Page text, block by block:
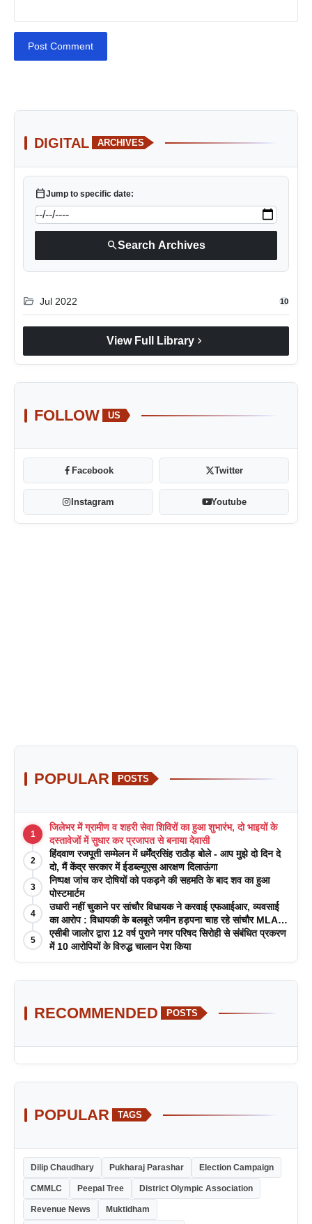
Post Comment
DIGITAL ARCHIVES
calendar_todayJump to specific date:
searchSearch Archives
folder_open Jul 2022 10
View Full Library chevron_right
FOLLOW US
Facebook Twitter
Instagram Youtube
POPULAR POSTS
1
जिलेभर में ग्रामीण व शहरी सेवा शिविरों का हुआ शुभारंभ, दो भाइयों के
दस्तावेजों में सुधार कर प्रजापत से बनाया देवासी
2
हिंदवाण रजपूती सम्मेलन में धर्मेंद्रसिंह राठौड़ बोले - आप मुझे दो दिन दे
दो, मैं केंद्र सरकार में ईडब्ल्यूएस आरक्षण दिलाऊंगा
3
निष्पक्ष जांच कर दोषियों को पकड़ने की सहमति के बाद शव का हुआ
पोस्टमार्टम
4
उधारी नहीं चुकाने पर सांचौर विधायक ने करवाई एफआईआर, व्यवसाई
का आरोप : विधायकी के बलबूते जमीन हड़पना चाह रहे सांचौर MLA
जीवाराम !
5
एसीबी जालोर द्वारा 12 वर्ष पुराने नगर परिषद सिरोही से संबंधित प्रकरण
में 10 आरोपियों के विरुद्ध चालान पेश किया
RECOMMENDED POSTS
POPULAR TAGS
Dilip Chaudhary Pukharaj Parashar Election Campaign
CMMLC Peepal Tree District Olympic Association
Revenue News Muktidham